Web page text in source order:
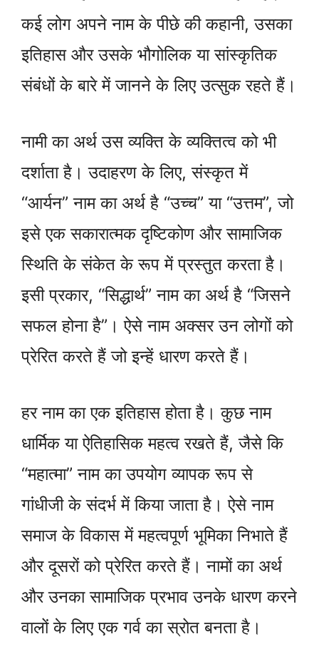
कई लोग अपने नाम के पीछे की कहानी, उसका
इतिहास और उसके भौगोलिक या सांस्कृतिक
संबंधों के बारे में जानने के लिए उत्सुक रहते हैं।
नामी का अर्थ उस व्यक्ति के व्यक्तित्व को भी
दर्शाता है। उदाहरण के लिए, संस्कृत में
“आर्यन” नाम का अर्थ है “उच्च” या “उत्तम”, जो
इसे एक सकारात्मक दृष्टिकोण और सामाजिक
स्थिति के संकेत के रूप में प्रस्तुत करता है।
इसी प्रकार, “सिद्धार्थ” नाम का अर्थ है “जिसने
सफल होना है”। ऐसे नाम अक्सर उन लोगों को
प्रेरित करते हैं जो इन्हें धारण करते हैं।
हर नाम का एक इतिहास होता है। कुछ नाम
धार्मिक या ऐतिहासिक महत्व रखते हैं, जैसे कि
“महात्मा” नाम का उपयोग व्यापक रूप से
गांधीजी के संदर्भ में किया जाता है। ऐसे नाम
समाज के विकास में महत्वपूर्ण भूमिका निभाते हैं
और दूसरों को प्रेरित करते हैं। नामों का अर्थ
और उनका सामाजिक प्रभाव उनके धारण करने
वालों के लिए एक गर्व का स्रोत बनता है।